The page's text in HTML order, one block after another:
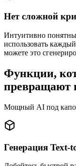
Нет сложной
Интуитивно
использовать
можете это
Функции,
превращают
Мощный AI под
Генерация Text-